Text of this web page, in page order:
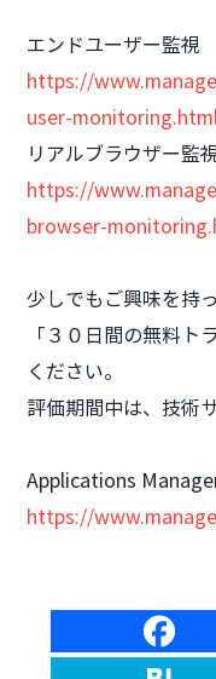
エンドユーザー監視
https://
user-
リアルブラウザー監
https://
browser-
少しでもご興味を持
「３０日間の無料ト
ください。
評価期間中は、技術
Applications
https://